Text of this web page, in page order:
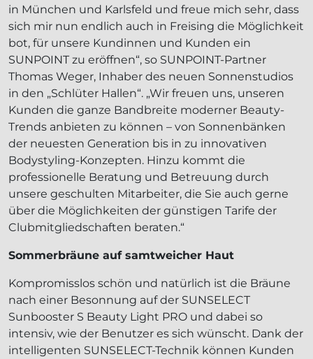
in München und Karlsfeld und freue mich sehr, dass
sich mir nun endlich auch in Freising die Möglichkeit
bot, für unsere Kundinnen und Kunden ein
SUNPOINT zu eröffnen“, so SUNPOINT-Partner
Thomas Weger, Inhaber des neuen Sonnenstudios
in den „Schlüter Hallen“. „Wir freuen uns, unseren
Kunden die ganze Bandbreite moderner Beauty-
Trends anbieten zu können – von Sonnenbänken
der neuesten Generation bis in zu innovativen
Bodystyling-Konzepten. Hinzu kommt die
professionelle Beratung und Betreuung durch
unsere geschulten Mitarbeiter, die Sie auch gerne
über die Möglichkeiten der günstigen Tarife der
Clubmitgliedschaften beraten.“
Sommerbräune auf samtweicher Haut
Kompromisslos schön und natürlich ist die Bräune
nach einer Besonnung auf der SUNSELECT
Sunbooster S Beauty Light PRO und dabei so
intensiv, wie der Benutzer es sich wünscht. Dank der
intelligenten SUNSELECT-Technik können Kunden